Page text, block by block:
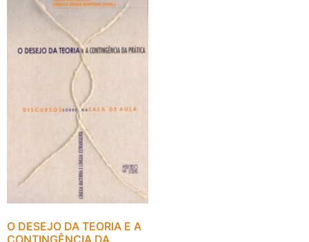
O DESEJO DA TEORIA E A